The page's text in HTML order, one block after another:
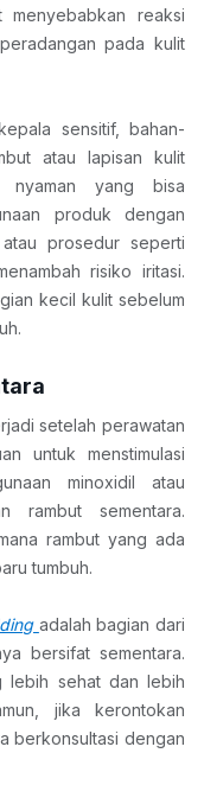
reaksi
pada kulit
sensitif, bahan-
atau lapisan kulit
nyaman yang bisa
produk dengan
prosedur seperti
risiko iritasi.
kecil kulit sebelum
setelah perawatan
untuk menstimulasi
minoxidil atau
rambut sementara.
rambut yang ada
tumbuh.
adalah bagian dari
bersifat sementara.
lebih sehat dan lebih
jika kerontokan
berkonsultasi dengan